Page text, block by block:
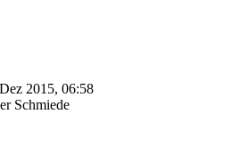
2015, 06:58
Schmiede